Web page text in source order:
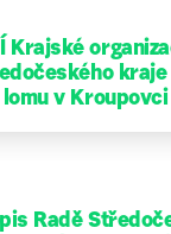
Krajské
kraje
v Kroupovci
Radě